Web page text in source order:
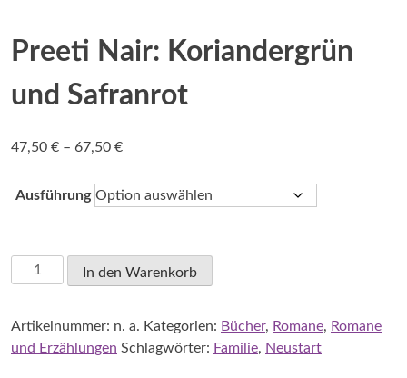
Preeti Nair: Koriandergrün
und Safranrot
47,50 € – 67,50 €Preisspanne:
bis
67,50 €
Ausführung
Preeti
Nair:
und
Safranrot
In den Warenkorb
Artikelnummer: n. a. Kategorien: Bücher, Romane, Romane
und Erzählungen Schlagwörter: Familie, Neustart